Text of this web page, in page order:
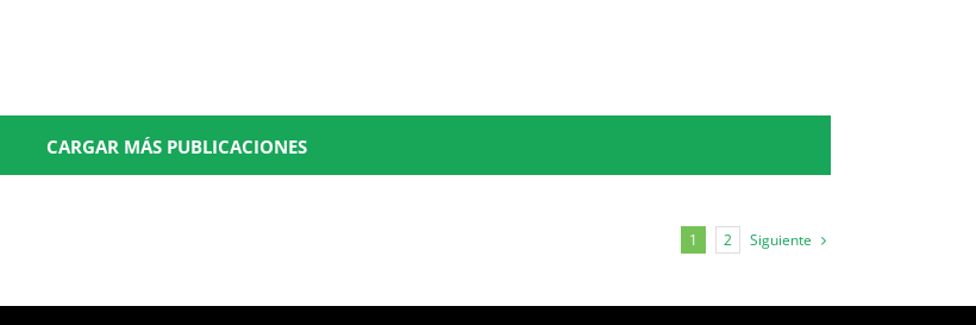
CARGAR MÁS PUBLICACIONES
1 2 Siguiente